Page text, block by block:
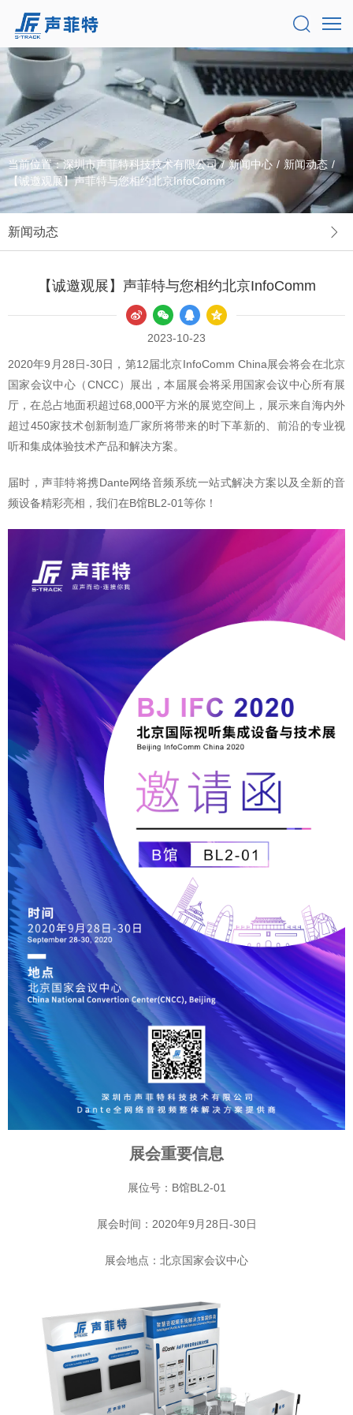
当前位置：深圳市声菲特科技技术有限公司 / 新闻中心 / 新闻动态 /
【诚邀观展】声菲特与您相约北京InfoComm
新闻动态
【诚邀观展】声菲特与您相约北京InfoComm
2023-10-23
2020年9月28日-30日，第12届北京InfoComm China展会将会在北京
国家会议中心（CNCC）展出，本届展会将采用国家会议中心所有展
厅，在总占地面积超过68,000平方米的展览空间上，展示来自海内外
超过450家技术创新制造厂家所将带来的时下革新的、前沿的专业视
听和集成体验技术产品和解决方案。
届时，声菲特将携Dante网络音频系统一站式解决方案以及全新的音
频设备精彩亮相，我们在B馆BL2-01等你！
展会重要信息
展位号：B馆BL2-01
展会时间：2020年9月28日-30日
展会地点：北京国家会议中心